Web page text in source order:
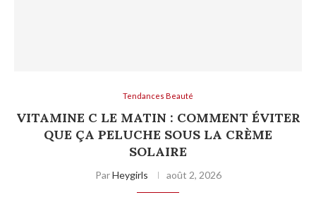
Tendances Beauté
VITAMINE C LE MATIN : COMMENT ÉVITER
QUE ÇA PELUCHE SOUS LA CRÈME
SOLAIRE
ParHeygirls août 2, 2026